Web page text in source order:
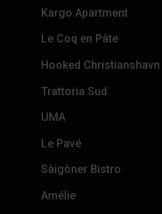
Kargo Apartment
Le Coq en Pâte
Hooked Christianshavn
Trattoria Sud
UMA
Le Pavé
Sàigòner Bistro
Amélie